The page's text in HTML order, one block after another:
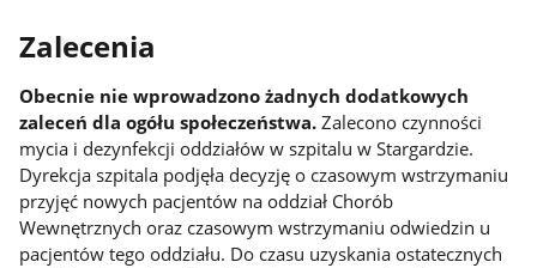
Zalecenia
Obecnie nie wprowadzono żadnych dodatkowych
zaleceń dla ogółu społeczeństwa. Zalecono czynności
mycia i dezynfekcji oddziałów w szpitalu w Stargardzie.
Dyrekcja szpitala podjęła decyzję o czasowym wstrzymaniu
przyjęć nowych pacjentów na oddział Chorób
Wewnętrznych oraz czasowym wstrzymaniu odwiedzin u
pacjentów tego oddziału. Do czasu uzyskania ostatecznych